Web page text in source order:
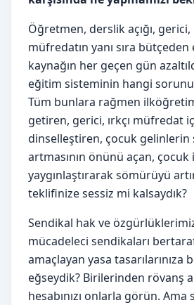
Öğretmen, derslik açığı, gerici,
müfredatın yanı sıra bütçeden
kaynağın her geçen gün
eğitim sisteminin hangi
Tüm bunlara rağmen
getiren, gerici, ırkçı müfredat
dinselleştiren, çocuk gelinlerin
artmasının önünü açan, çocuk
yaygınlaştırarak sömürüyü
teklifinize sessiz mi kalsaydık?
Sendikal hak ve
mücadeleci sendikaları
amaçlayan yasa tasarılarınıza
eğseydik? Birilerinden rövanş
hesabınızı onlarla görün. Ama